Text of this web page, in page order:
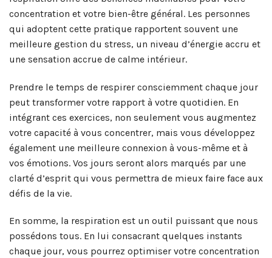
concentration et votre bien-être général. Les personnes
qui adoptent cette pratique rapportent souvent une
meilleure gestion du stress, un niveau d’énergie accru et
une sensation accrue de calme intérieur.
Prendre le temps de respirer consciemment chaque jour
peut transformer votre rapport à votre quotidien. En
intégrant ces exercices, non seulement vous augmentez
votre capacité à vous concentrer, mais vous développez
également une meilleure connexion à vous-même et à
vos émotions. Vos jours seront alors marqués par une
clarté d’esprit qui vous permettra de mieux faire face aux
défis de la vie.
En somme, la respiration est un outil puissant que nous
possédons tous. En lui consacrant quelques instants
chaque jour, vous pourrez optimiser votre concentration